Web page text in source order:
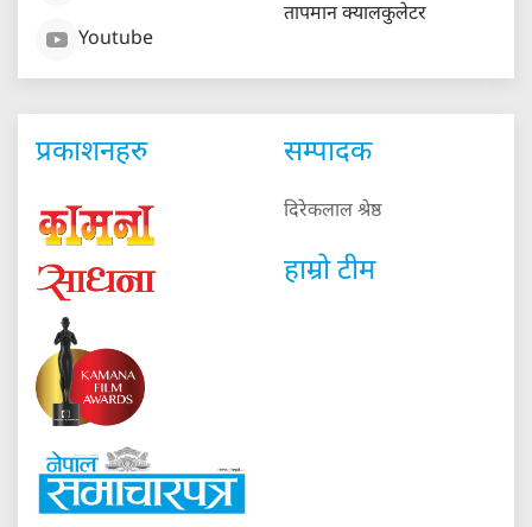
Youtube
तापमान क्यालकुलेटर
प्रकाशनहरु सम्पादक
दिरेकलाल श्रेष्ठ
हाम्रो टीम